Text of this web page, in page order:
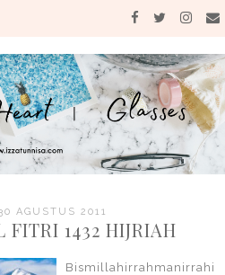
AGUSTUS 2011
FITRI 1432 HIJRIAH
Bismillahirrahmanirrahi